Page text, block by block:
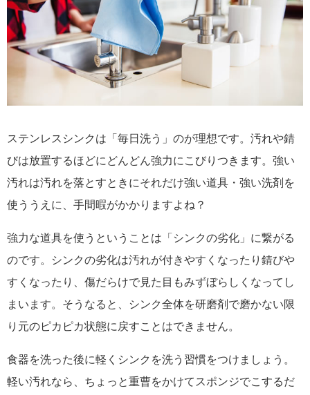
ステンレスシンクは「毎日洗う」のが理想です。汚れや錆
びは放置するほどにどんどん強力にこびりつきます。強い
汚れは汚れを落とすときにそれだけ強い道具・強い洗剤を
使ううえに、手間暇がかかりますよね？
強力な道具を使うということは「シンクの劣化」に繋がる
のです。シンクの劣化は汚れが付きやすくなったり錆びや
すくなったり、傷だらけで見た目もみずぼらしくなってし
まいます。そうなると、シンク全体を研磨剤で磨かない限
り元のピカピカ状態に戻すことはできません。
食器を洗った後に軽くシンクを洗う習慣をつけましょう。
軽い汚れなら、ちょっと重曹をかけてスポンジでこするだ